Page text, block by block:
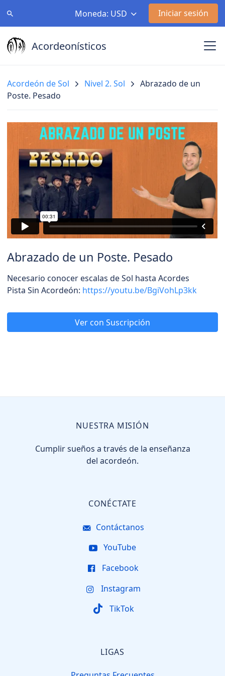
Moneda: USD Iniciar sesión
Acordeonísticos
Acordeón de Sol Nivel 2. Sol
Abrazado de un
Poste. Pesado
Abrazado de un Poste. Pesado
Necesario conocer escalas de Sol hasta Acordes
Pista Sin Acordeón: https://youtu.be/BgiVohLp3kk
Ver con Suscripción
NUESTRA MISIÓN
Cumplir sueños a través de la enseñanza
del acordeón.
CONÉCTATE
Contáctanos
YouTube
Facebook
Instagram
TikTok
LIGAS